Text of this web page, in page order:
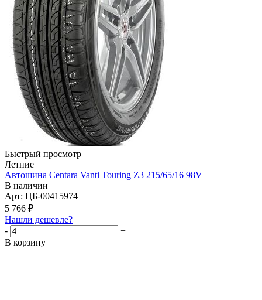
Быстрый просмотр
Летние
Автошина Centara Vanti Touring Z3 215/65/16 98V
В наличии
Арт: ЦБ-00415974
5 766 ₽
Нашли дешевле?
-
+
В корзину